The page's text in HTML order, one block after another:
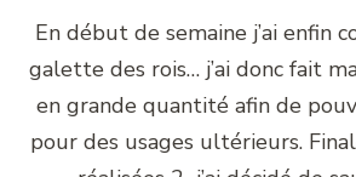
En début de semaine j’ai enfin
galette des rois… j’ai donc fait
en grande quantité afin de
pour des usages ultérieurs.